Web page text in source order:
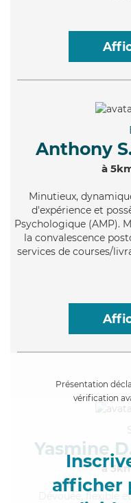
Anthony
à
Minutieux,
d'expérience et
Psychologique (AMP).
la convalescence
services de courses/
Présentation
vérification
afficher
Yasmine
à
, flexible